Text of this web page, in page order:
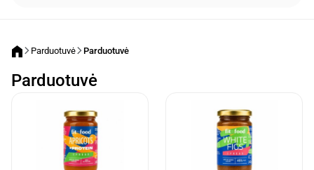
Parduotuvė Parduotuvė
Parduotuvė